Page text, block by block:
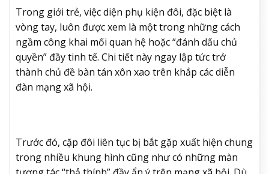
Trong giới trẻ, việc diện phụ kiện đôi, đặc biệt là
vòng tay, luôn được xem là một trong những cách
ngầm công khai mối quan hệ hoặc “đánh dấu chủ
quyền” đầy tinh tế. Chi tiết này ngay lập tức trở
thành chủ đề bàn tán xôn xao trên khắp các diễn
đàn mạng xã hội.
Trước đó, cặp đôi liên tục bị bắt gặp xuất hiện chung
trong nhiều khung hình cũng như có những màn